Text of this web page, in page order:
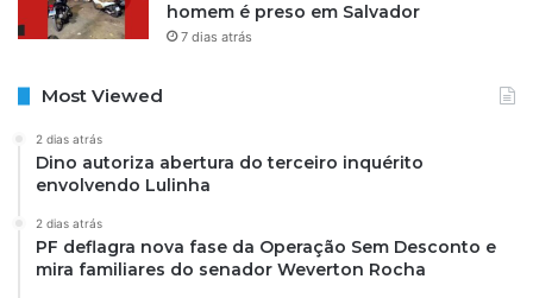
homem é preso em Salvador
7 dias atrás
Most Viewed
2 dias atrás
Dino autoriza abertura do terceiro inquérito
envolvendo Lulinha
2 dias atrás
PF deflagra nova fase da Operação Sem Desconto e
mira familiares do senador Weverton Rocha